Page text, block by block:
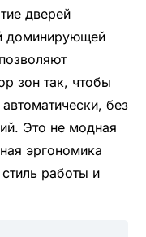
дверей
доминирующей
зон так, чтобы
без
Это не модная
эргономика
работы и